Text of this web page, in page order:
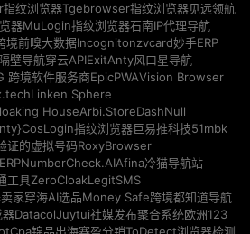
纹浏览器Tgebrowser指纹浏览器见远领航
器MuLogin指纹浏览器石南IP代理导航
境前嗅大数据Incognitonzvcard妙手ERP
隔壁导航穿云APIExitAnty风口星导航
跨境软件服务商EpicPWAVision Browser
Linken Sphere
HouseArbi.StoreDashNull
CosLogin指纹浏览器巨易推科技51mbk
的虚拟号码RoxyBrowser
NumberCheck.AIAfina冷猫导航站
工具ZeroCloakLegitSMS
卖家穿海AI选品Money Safe跨境都知道导航
器DatacolJuytui社媒发布聚合系统欧洲123